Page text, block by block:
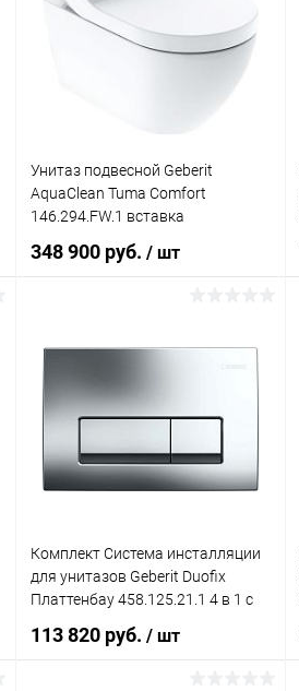
Купить в 1 клик Сравнение
Под заказ
Унитаз подвесной Geberit
AquaClean Tuma Comfort
146.294.FW.1 вставка
матированная нержавеющая
сталь
348 900 руб. / шт
В корзину
Купить в 1 клик
Под заказ
Комплект Система инсталляции
для унитазов Geberit Duofix
Платтенбау 458.125.21.1 4 в 1 с
кнопкой смыва + Унитаз
подвесной Geberit Smyle Square
113 820 руб. / шт